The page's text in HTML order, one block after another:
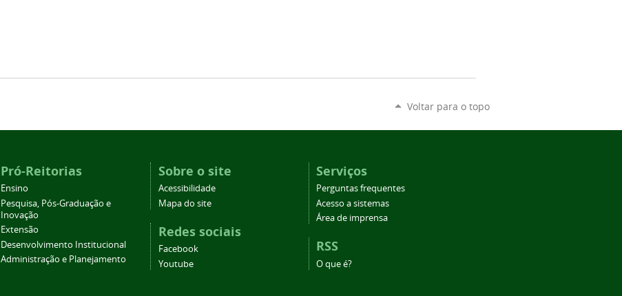
Voltar para o topo
Pró-Reitorias
Ensino
Pesquisa, Pós-Graduação e
Inovação
Extensão
Desenvolvimento Institucional
Administração e Planejamento
Sobre o site
Acessibilidade
Mapa do site
Redes sociais
Facebook
Youtube
Serviços
Perguntas frequentes
Acesso a sistemas
Área de imprensa
RSS
O que é?